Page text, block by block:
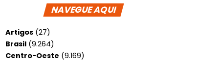
NAVEGUE AQUI
Artigos (27)
Brasil (9.264)
Centro-Oeste (9.169)